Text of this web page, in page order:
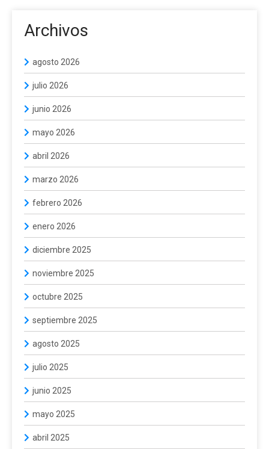
Archivos
agosto 2026
julio 2026
junio 2026
mayo 2026
abril 2026
marzo 2026
febrero 2026
enero 2026
diciembre 2025
noviembre 2025
octubre 2025
septiembre 2025
agosto 2025
julio 2025
junio 2025
mayo 2025
abril 2025